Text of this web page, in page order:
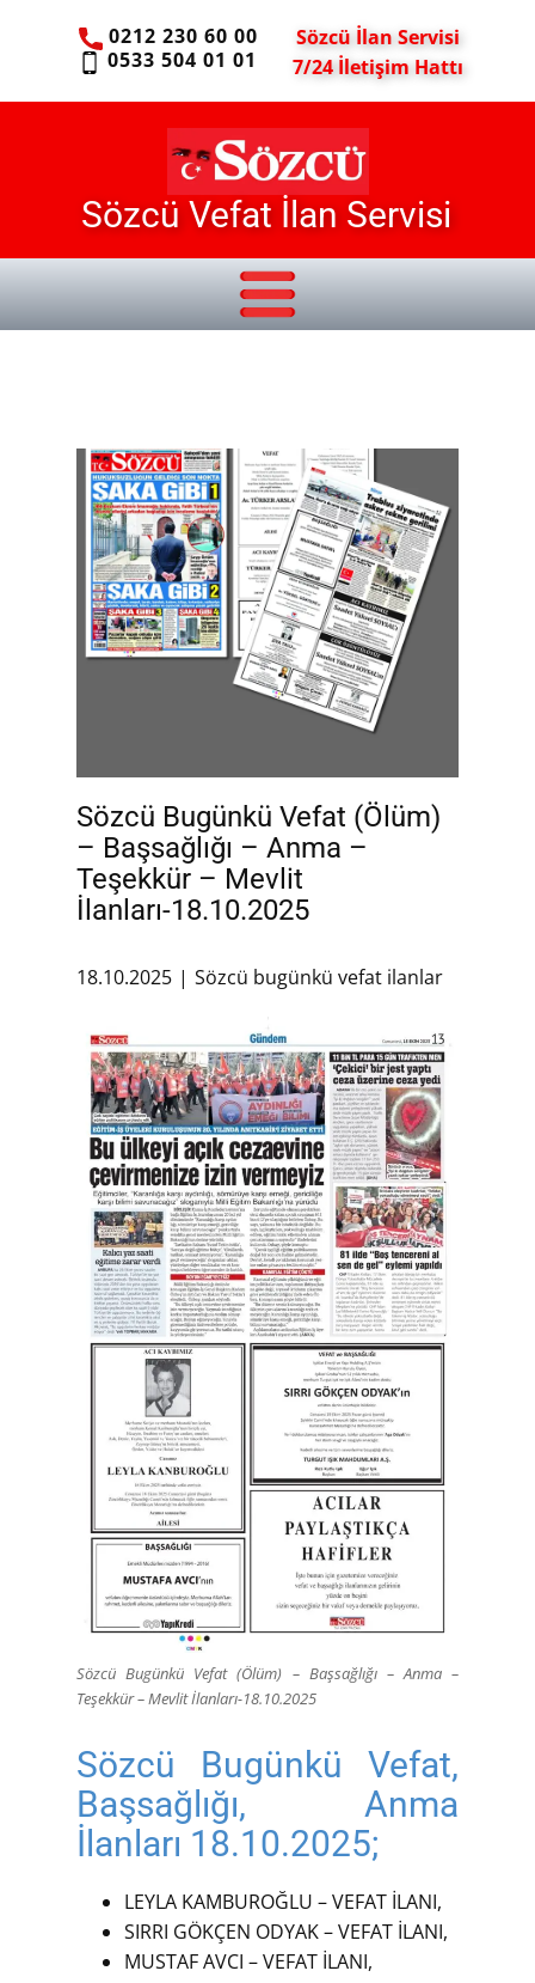
0212 230 60 00
0533 504 01 01
Sözcü İlan Servisi
7/24 İletişim Hattı
Sözcü Vefat İlan Servisi
Sözcü Bugünkü Vefat (Ölüm)
– Başsağlığı – Anma –
Teşekkür – Mevlit
İlanları-18.10.2025
18.10.2025 Sözcü bugünkü vefat ilanlar
Sözcü Bugünkü Vefat (Ölüm) – Başsağlığı – Anma –
Teşekkür – Mevlit İlanları-18.10.2025
Sözcü Bugünkü Vefat,
Başsağlığı, Anma
İlanları 18.10.2025;
LEYLA KAMBUROĞLU – VEFAT İLANI,
SIRRI GÖKÇEN ODYAK – VEFAT İLANI,
MUSTAF AVCI – VEFAT İLANI,